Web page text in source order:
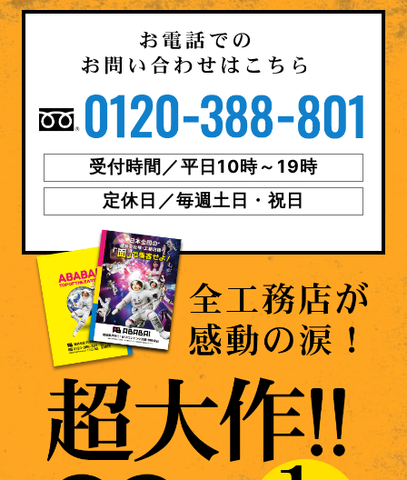
受付時間／平日10時～19時
定休日／毎週土日・祝日